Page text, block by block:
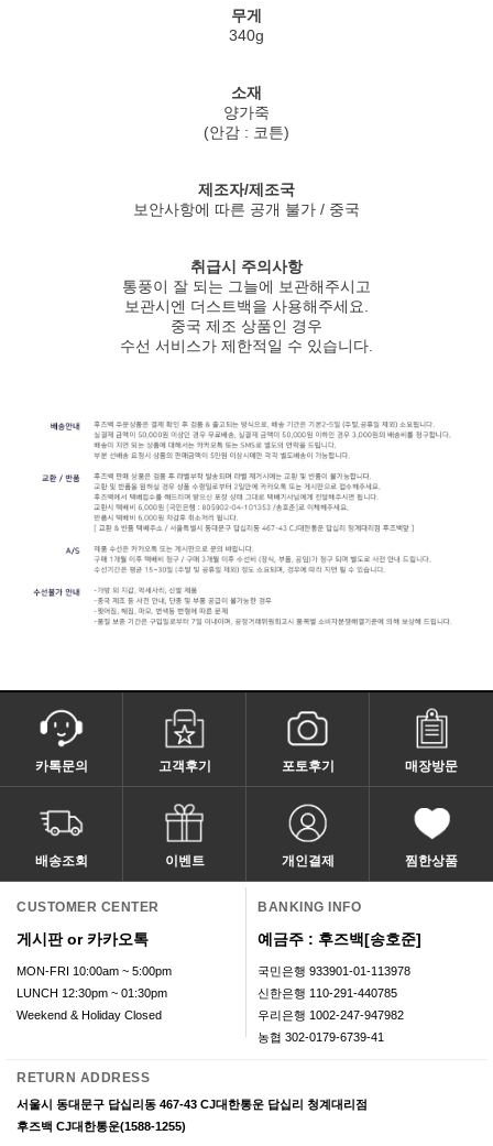
무게
340g
소재
양가죽
(안감 : 코튼)
제조자/제조국
보안사항에 따른 공개 불가 / 중국
취급시 주의사항
통풍이 잘 되는 그늘에 보관해주시고
보관시엔 더스트백을 사용해주세요.
중국 제조 상품인 경우
수선 서비스가 제한적일 수 있습니다.
카톡문의 고객후기 포토후기 매장방문
배송조회 이벤트 개인결제 찜한상품
CUSTOMER CENTER
게시판 or 카카오톡
MON-FRI 10:00am ~ 5:00pm
LUNCH 12:30pm ~ 01:30pm
Weekend & Holiday Closed
BANKING INFO
예금주 : 후즈백[송호준]
국민은행 933901-01-113978
신한은행 110-291-440785
우리은행 1002-247-947982
농협 302-0179-6739-41
RETURN ADDRESS
서울시 동대문구 답십리동 467-43 CJ대한통운 답십리 청계대리점
후즈백 CJ대한통운(1588-1255)